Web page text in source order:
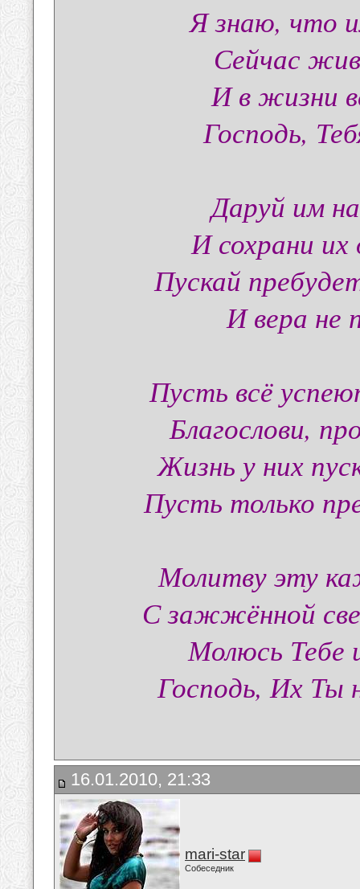
Я знаю, что
Сейчас
И в жизни
Господь,
Даруй им
И сохрани их
Пускай
И вера не
Пусть всё
Благослови,
Жизнь у них
Пусть только
Молитву эту
С зажжённой
Молюсь Тебе
Господь, Их Ты
16.01.2010, 21:33
mari-star
Собеседник